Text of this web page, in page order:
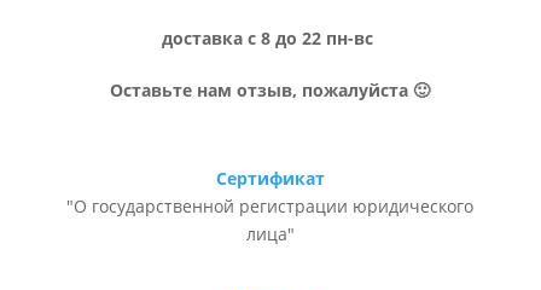
доставка с 8 до 22 пн-вс
Оставьте нам отзыв, пожалуйста 🙂
Сертификат
"О государственной регистрации юридического
лица"